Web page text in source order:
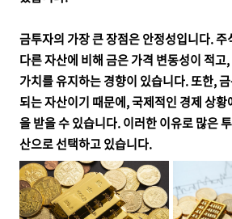
금투자의 가장 큰 장점은 안정성입니다.
다른 자산에 비해 금은 가격 변동성이 적고
가치를 유지하는 경향이 있습니다. 또한,
되는 자산이기 때문에, 국제적인 경제 상
을 받을 수 있습니다. 이러한 이유로 많은
산으로 선택하고 있습니다.